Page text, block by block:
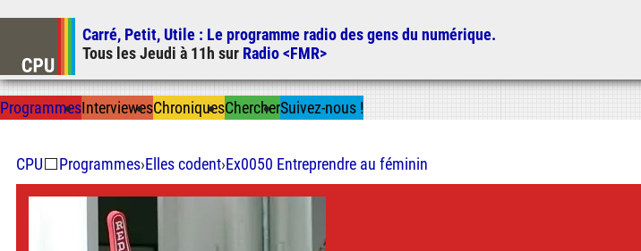
Carré, Petit, Utile : Le programme radio des gens du numérique.
Tous lesJeudi à 11h sur Radio <FMR>
ProgrammesInterviewesChroniquesChercherSuivez-nous !
CPU⬜Programmes›Elles codent›Ex0050 Entreprendre au féminin